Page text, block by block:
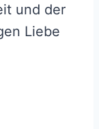
und der
Liebe